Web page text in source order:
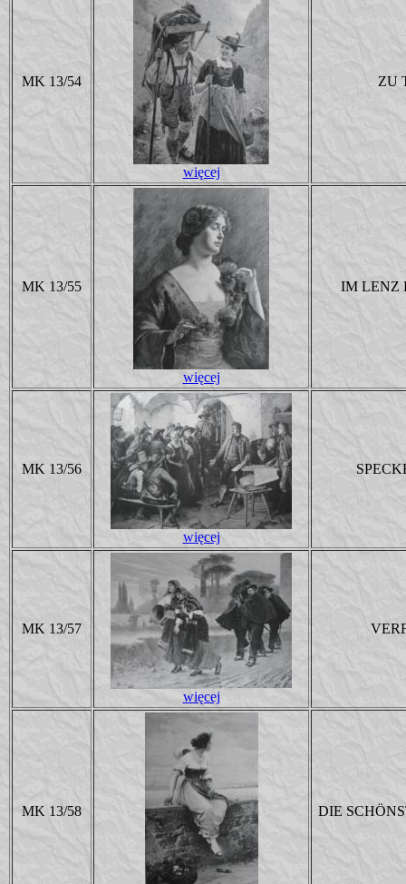
MK 13/54
więcej
ZU
MK 13/55
więcej
IM LENZ
MK 13/56
więcej
MK 13/57
więcej
MK 13/58 DIE